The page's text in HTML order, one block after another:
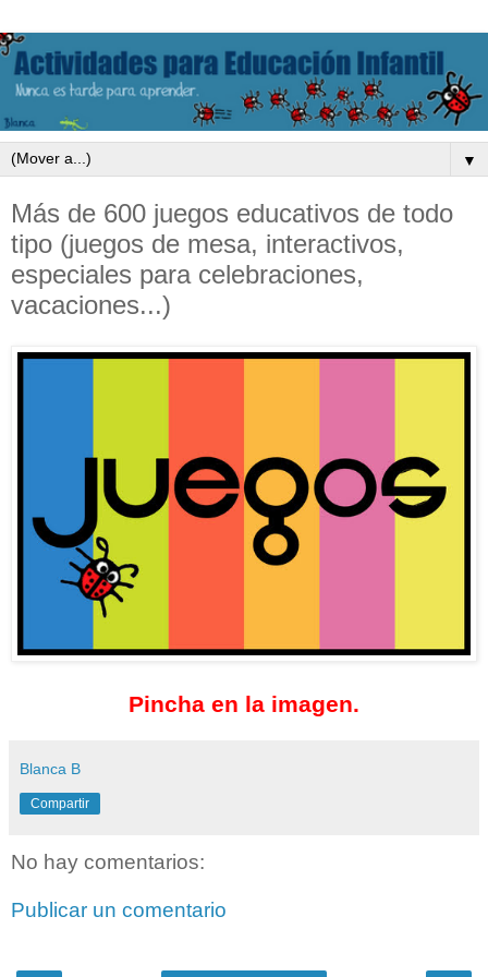
▼
Más de 600 juegos educativos de todo
tipo (juegos de mesa, interactivos,
especiales para celebraciones,
vacaciones...)
Pincha en la imagen.
Blanca B
Compartir
No hay comentarios:
Publicar un comentario